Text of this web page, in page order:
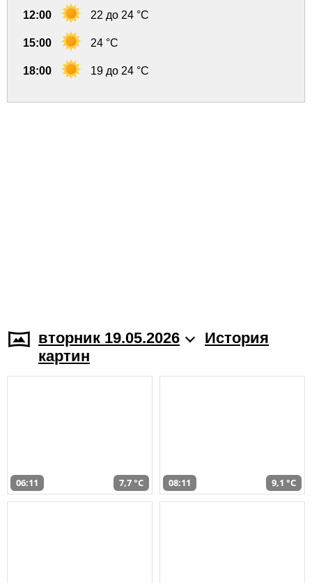
12:00 22 до 24 °C
15:00 24 °C
18:00 19 до 24 °C
вторник 19.05.2026
История
картин
06:11 7,7 °C 08:11 9,1 °C